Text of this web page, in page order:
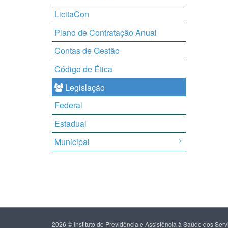
LicitaCon
Plano de Contratação Anual
Contas de Gestão
Código de Ética
Legislação
Federal
Estadual
Municipal
2026 © Instituto de Previdência e Assistência à Saúde dos